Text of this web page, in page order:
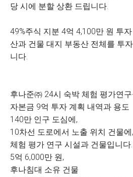
당 시에 분할 상환 드립니다.
49%주식 지분 4억 4,100만 원 투
산과 건물 대지 부동산 전체를 투
니다.
후나준㈜ 24시 숙박 체험 평가연구
​자본금 9억 투자 계획 내역과 용도
​140만 인구 도심에,
10차선 도로에서 노출 위치 건물에,
체험 평가 연구 시설과 건물입니다.
5억 6,000만 원,
후나침대 소유 건물